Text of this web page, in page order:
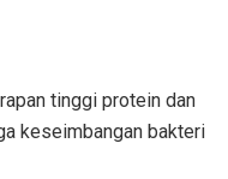
tinggi protein dan
keseimbangan bakteri